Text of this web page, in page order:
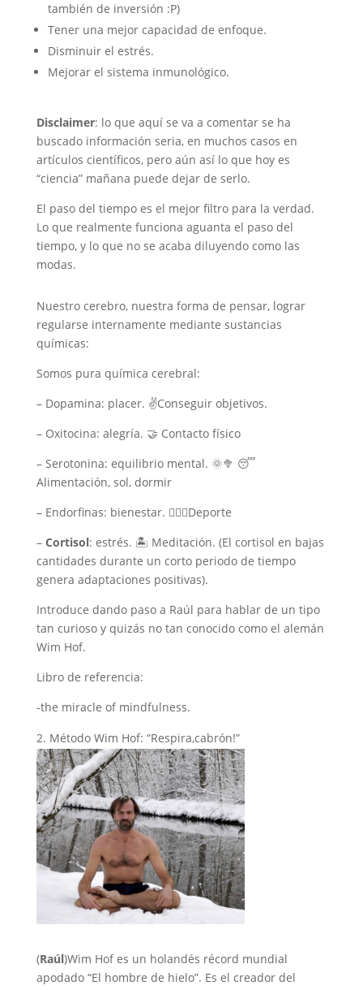
también de inversión :P)
Tener una mejor capacidad de enfoque.
Disminuir el estrés.
Mejorar el sistema inmunológico.
Disclaimer: lo que aquí se va a comentar se ha
buscado información seria, en muchos casos en
artículos científicos, pero aún así lo que hoy es
“ciencia” mañana puede dejar de serlo.
El paso del tiempo es el mejor filtro para la verdad.
Lo que realmente funciona aguanta el paso del
tiempo, y lo que no se acaba diluyendo como las
modas.
Nuestro cerebro, nuestra forma de pensar, lograr
regularse internamente mediante sustancias
químicas:
Somos pura química cerebral:
– Dopamina: placer. ✌Conseguir objetivos.
– Oxitocina: alegría. 🤝 Contacto físico
– Serotonina: equilibrio mental. 🌞🥦 😴
Alimentación, sol, dormir
– Endorfinas: bienestar. 🏃🏻‍♀Deporte
– Cortisol: estrés. 🏝 Meditación. (El cortisol en bajas
cantidades durante un corto periodo de tiempo
genera adaptaciones positivas).
Introduce dando paso a Raúl para hablar de un tipo
tan curioso y quizás no tan conocido como el alemán
Wim Hof.
Libro de referencia:
-the miracle of mindfulness.
Método Wim Hof: “Respira,cabrón!”
(Raúl)Wim Hof es un holandés récord mundial
apodado “El hombre de hielo”. Es el creador del